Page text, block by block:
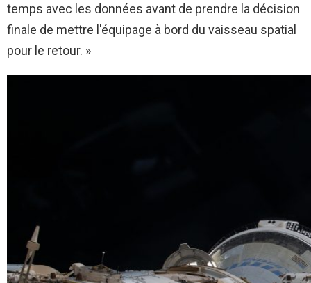
temps avec les données avant de prendre la décision
finale de mettre l'équipage à bord du vaisseau spatial
pour le retour. »